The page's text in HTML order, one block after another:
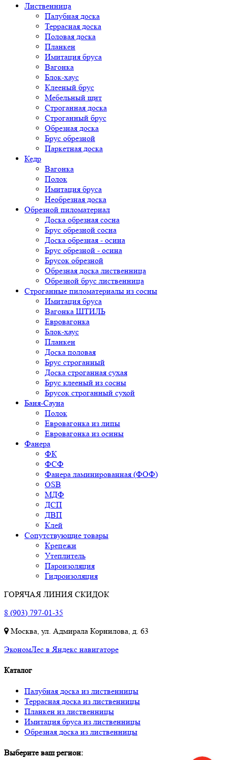
Лиственница
Палубная доска
Террасная доска
Половая доска
Планкен
Имитация бруса
Вагонка
Блок-хаус
Клееный брус
Мебельный щит
Строганная доска
Строганный брус
Обрезная доска
Брус обрезной
Паркетная доска
Кедр
Вагонка
Полок
Имитация бруса
Необрезная доска
Обрезной пиломатериал
Доска обрезная сосна
Брус обрезной сосна
Доска обрезная - осина
Брус обрезной - осина
Брусок обрезной
Обрезная доска лиственница
Обрезной брус лиственница
Строганные пиломатериалы из сосны
Имитация бруса
Вагонка ШТИЛЬ
Евровагонка
Блок-хаус
Планкен
Доска половая
Брус строганный
Доска строганная сухая
Брус клееный из сосны
Брусок строганный сухой
Баня-Сауна
Полок
Евровагонка из липы
Евровагонка из осины
Фанера
ФК
ФСФ
Фанера ламинированная (ФОФ)
OSB
МДФ
ДСП
ДВП
Клей
Сопутствующие товары
Крепежи
Утеплитель
Пароизоляция
Гидроизоляция
ГОРЯЧАЯ ЛИНИЯ СКИДОК
8 (903) 797-01-35
Москва, ул. Адмирала Корнилова, д. 63
ЭкономЛес в Яндекс навигаторе
Каталог
Палубная доска из лиственницы
Террасная доска из лиственницы
Планкен из лиственницы
Имитация бруса из лиственницы
Обрезная доска из лиственницы
Выберите ваш регион: